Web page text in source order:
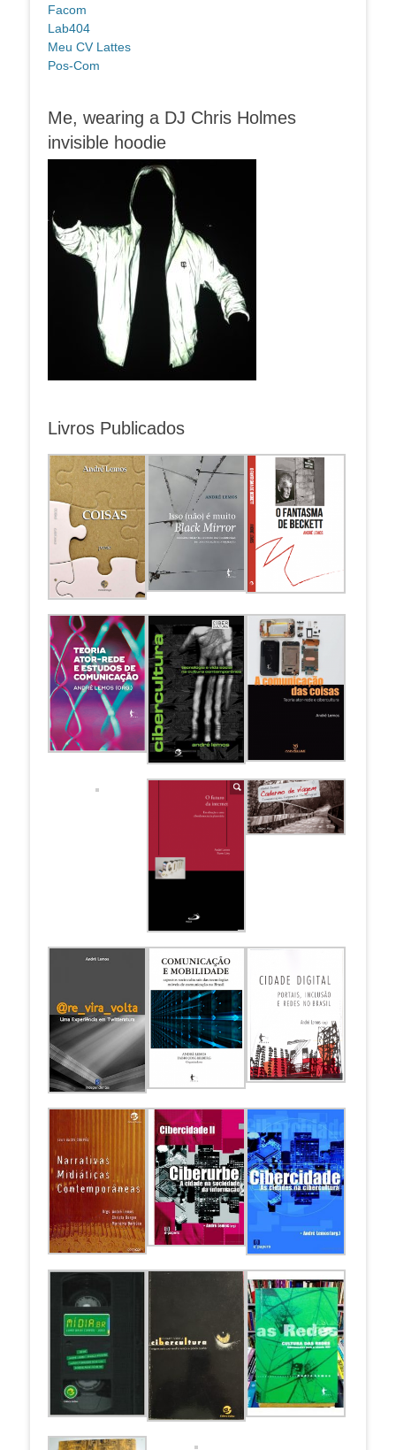
Facom
Lab404
Meu CV Lattes
Pos-Com
Me, wearing a DJ Chris Holmes
invisible hoodie
Livros Publicados